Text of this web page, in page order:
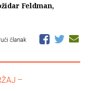
Feldman,
članak
–